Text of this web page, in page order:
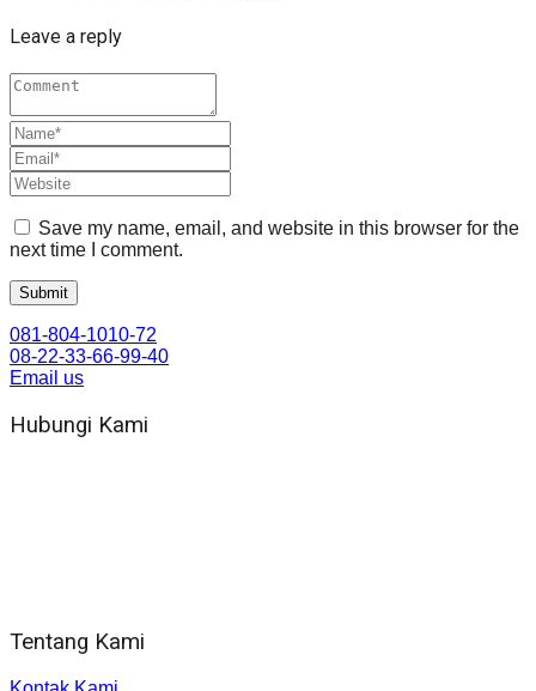
Leave a reply
Save my name, email, and website in this browser for the
next time I comment.
081-804-1010-72
08-22-33-66-99-40
Email us
Hubungi Kami
Tentang Kami